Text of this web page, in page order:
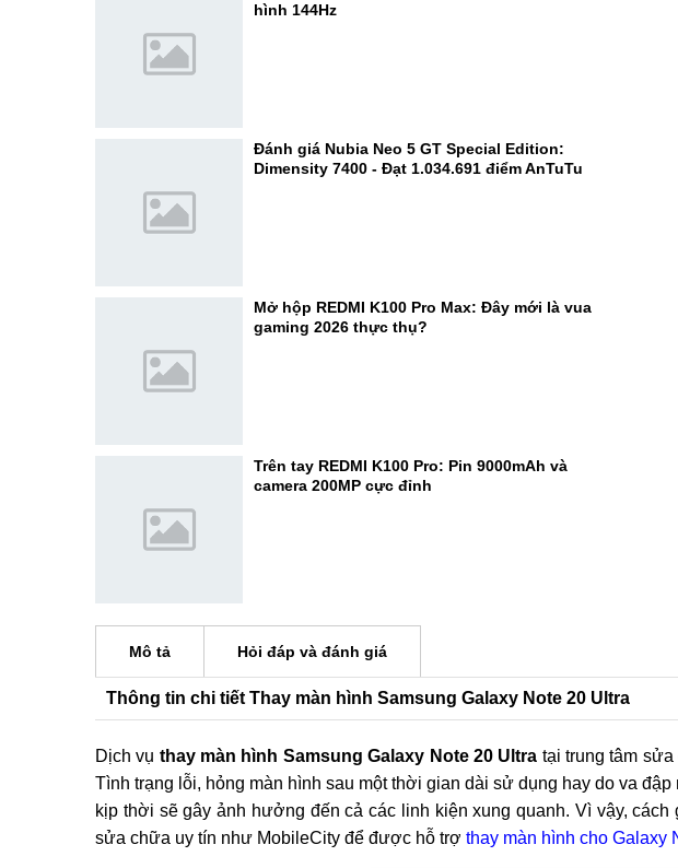
hình 144Hz
Đánh giá Nubia Neo 5 GT Special Edition:
Dimensity 7400 - Đạt 1.034.691 điểm AnTuTu
Mở hộp REDMI K100 Pro Max: Đây mới là vua
gaming 2026 thực thụ?
Trên tay REDMI K100 Pro: Pin 9000mAh và
camera 200MP cực đỉnh
Mô tả Hỏi đáp và đánh giá
Thông tin chi tiết Thay màn hình Samsung Galaxy Note 20 Ultra
Dịch vụ thay màn hình Samsung Galaxy Note 20 Ultra tại trung tâm
Tình trạng lỗi, hỏng màn hình sau một thời gian dài sử dụng hay do va
kịp thời sẽ gây ảnh hưởng đến cả các linh kiện xung quanh. Vì vậy,
sửa chữa uy tín như MobileCity để được hỗ trợ thay màn hình cho Galaxy